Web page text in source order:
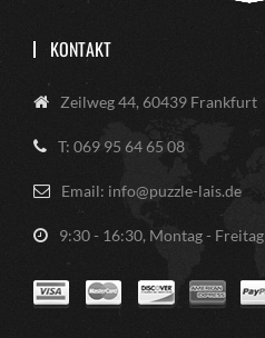
KONTAKT
Zeilweg 44, 60439 Frankfurt
T: 069 95 64 65 08
Email: info@puzzle-lais.de
9:30 - 16:30, Montag - Freitag